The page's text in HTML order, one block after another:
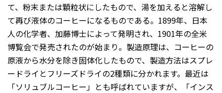
て、粉末または顆粒状にしたもので、湯を加えると溶解し
て再び液体のコーヒーになるものである。1899年、日本
人の化学者、加藤博士によって発明され、1901年の全米
博覧会で発売されたのが始まり。製造原理は、コーヒーの
原液から水分を除き固体化したもので、製造方法はスプレ
ードライとフリーズドライの2種類に分かれます。最近は
「ソリュブルコーヒー」とも呼ばれていますが、「インス